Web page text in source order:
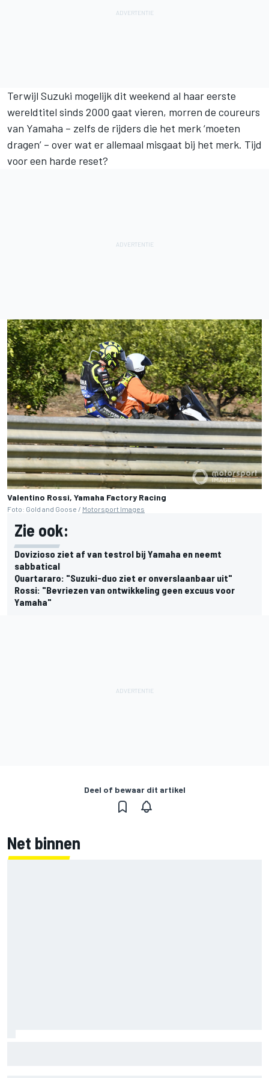
Terwijl Suzuki mogelijk dit weekend al haar eerste
wereldtitel sinds 2000 gaat vieren, morren de coureurs
van Yamaha – zelfs de rijders die het merk ‘moeten
dragen’ – over wat er allemaal misgaat bij het merk. Tijd
voor een harde reset?
Valentino Rossi, Yamaha Factory Racing
Foto: Gold and Goose / Motorsport Images
Zie ook:
Dovizioso ziet af van testrol bij Yamaha en neemt
sabbatical
Quartararo: "Suzuki-duo ziet er onverslaanbaar uit"
Rossi: "Bevriezen van ontwikkeling geen excuus voor
Yamaha"
Deel of bewaar dit artikel
Net binnen